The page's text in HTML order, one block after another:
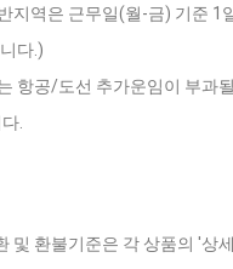
지역은 근무일(월-금) 기준
다.)
항공/도선 추가운임이 부과
.
및 환불기준은 각 상품의 '상